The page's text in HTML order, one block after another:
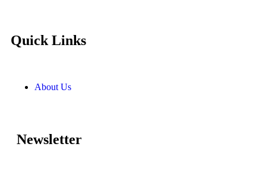
Quick Links
About Us
Newsletter